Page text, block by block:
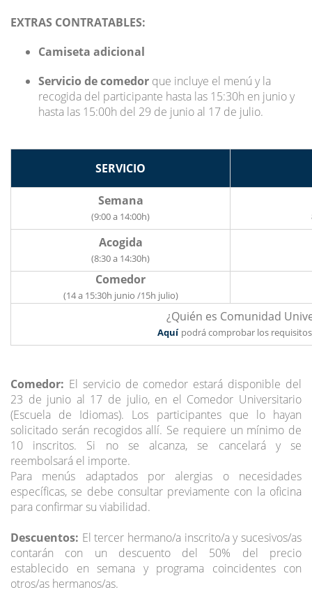
EXTRAS CONTRATABLES:
Camiseta adicional
Servicio de comedor que incluye el menú y la
recogida del participante hasta las 15:30h en junio y
hasta las 15:00h del 29 de junio al 17 de julio.
SERVICIO
Semana
(9:00 a 14:00h)
Acogida
(8:30 a 14:30h)
Comedor
(14 a 15:30h junio /15h julio)
¿Quién es Comunidad
Aquí podrá comprobar los
Comedor: El servicio de comedor estará disponible del
23 de junio al 17 de julio, en el Comedor Universitario
(Escuela de Idiomas). Los participantes que lo hayan
solicitado serán recogidos allí. Se requiere un mínimo de
10 inscritos. Si no se alcanza, se cancelará y se
reembolsará el importe.
Para menús adaptados por alergias o necesidades
específicas, se debe consultar previamente con la oficina
para confirmar su viabilidad.
Descuentos: El tercer hermano/a inscrito/a y sucesivos/as
contarán con un descuento del 50% del precio
establecido en semana y programa coincidentes con
otros/as hermanos/as.